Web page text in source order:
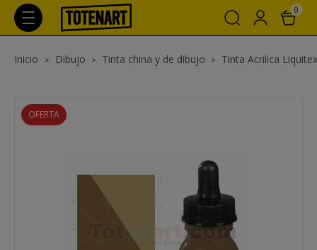
0
Inicio Dibujo Tinta china y de dibujo Tinta Acrilica Liquitex
OFERTA